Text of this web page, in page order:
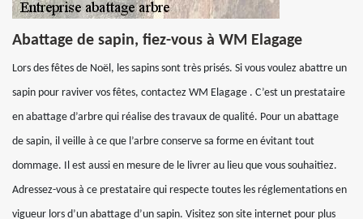
Abattage de sapin, fiez-vous à WM Elagage
Lors des fêtes de Noël, les sapins sont très prisés. Si vous voulez abattre un
sapin pour raviver vos fêtes, contactez WM Elagage . C’est un prestataire
en abattage d’arbre qui réalise des travaux de qualité. Pour un abattage
de sapin, il veille à ce que l’arbre conserve sa forme en évitant tout
dommage. Il est aussi en mesure de le livrer au lieu que vous souhaitiez.
Adressez-vous à ce prestataire qui respecte toutes les réglementations en
vigueur lors d’un abattage d’un sapin. Visitez son site internet pour plus